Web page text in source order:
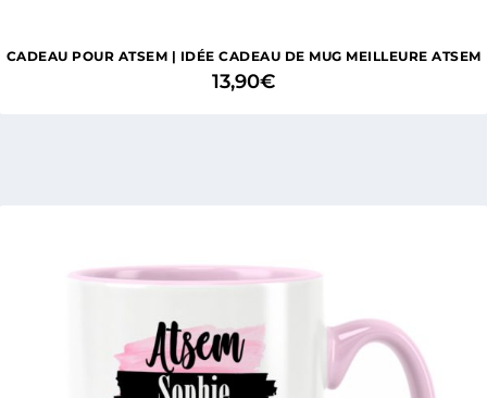
CADEAU POUR ATSEM | IDÉE CADEAU DE MUG MEILLEURE ATSEM
13,90€